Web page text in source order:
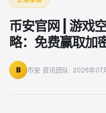
币安官网 | 游戏
略：免费赢取加
B 币安 资讯团队· 2026年07